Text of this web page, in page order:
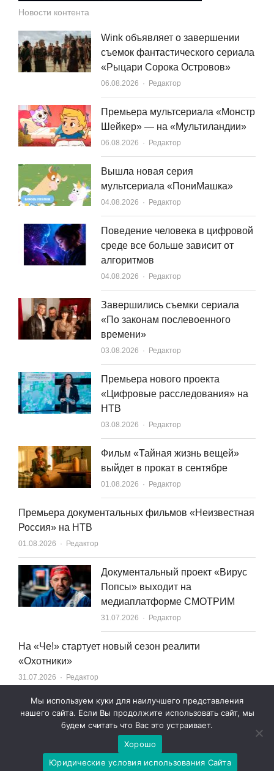
Новости контента
Wink объявляет о завершении
съемок фантастического сериала
«Рыцари Сорока Островов»
06.08.2026 Author
Редактор
Премьера мультсериала «Монстр
Шейкер» — на «Мультиландии»
06.08.2026 Author
Редактор
Вышла новая серия
мультсериала «ПониМашка»
04.08.2026 Author
Редактор
Поведение человека в цифровой
среде все больше зависит от
алгоритмов
04.08.2026 Author
Редактор
Завершились съемки сериала
«По законам послевоенного
времени»
03.08.2026 Author
Редактор
Премьера нового проекта
«Цифровые расследования» на
НТВ
03.08.2026 Author
Редактор
Фильм «Тайная жизнь вещей»
выйдет в прокат в сентябре
01.08.2026 Author
Редактор
Премьера документальных фильмов «Неизвестная
Россия» на НТВ
01.08.2026 Author
Редактор
Документальный проект «Вирус
Попсы» выходит на
медиаплатформе СМОТРИМ
31.07.2026 Author
Редактор
На «Че!» стартует новый сезон реалити
«Охотники»
31.07.2026 Author
Редактор
© 2007—2026 World Content Market 18+
Юридические условия использования сайта
Мы используем куки для наилучшего представления
нашего сайта. Если Вы продолжите использовать сайт, мы
будем считать что Вас это устраивает.
Хорошо
Юридические условия использования Сайта